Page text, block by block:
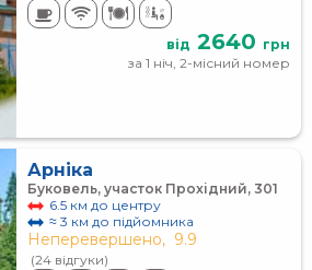
від 2640 грн
за 1 ніч, 2-місний номер
Арніка
Буковель, участок Прохідний, 301
6.5 км до центру
≈ 3 км до підйомника
Неперевершено, 9.9
(24 відгуки)